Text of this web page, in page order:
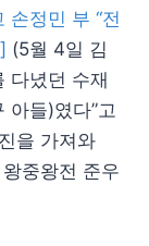
손정민 부 “전
(5월 4일 김
다녔던 수재
아들)였다”고
을 가져와
왕중왕전 준우